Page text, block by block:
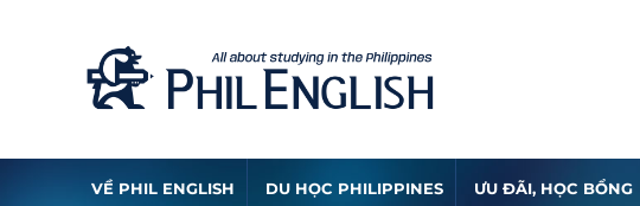
VỀ PHIL ENGLISH DU HỌC PHILIPPINES ƯU ĐÃI, HỌC BỔNG